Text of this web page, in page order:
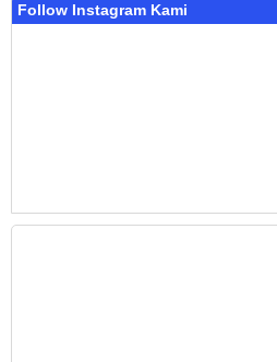
Follow Instagram Kami